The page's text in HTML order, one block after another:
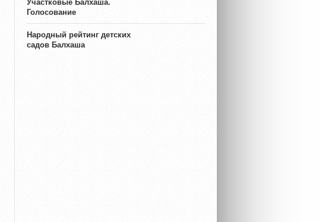
Участковые Балхаша.
Голосование
Народный рейтинг детских
садов Балхаша